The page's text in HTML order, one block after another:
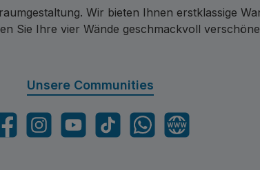
Wir bieten Ihnen erstklassige
Sie Ihre vier Wände geschmackvoll
Unsere Communities
InstagramYouTubeTikTok WhatsApp
Website